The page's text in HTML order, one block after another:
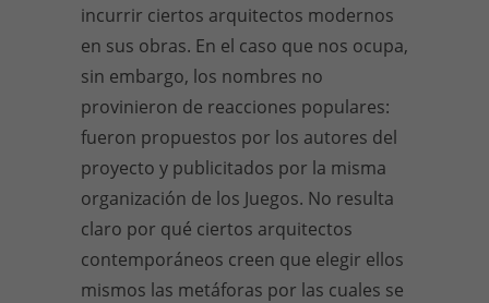
incurrir ciertos arquitectos modernos
en sus obras. En el caso que nos ocupa,
sin embargo, los nombres no
provinieron de reacciones populares:
fueron propuestos por los autores del
proyecto y publicitados por la misma
organización de los Juegos. No resulta
claro por qué ciertos arquitectos
contemporáneos creen que elegir ellos
mismos las metáforas por las cuales se